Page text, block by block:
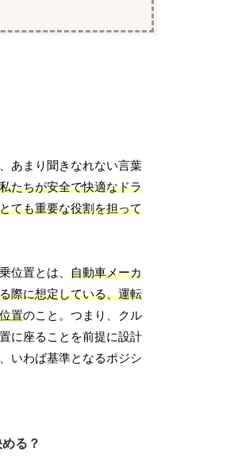
あまり聞きなれない言葉
私たちが安全で快適なドラ
ても重要な役割を担って
位置とは、自動車メーカ
際に想定している、運転
置のこと。つまり、クル
に座ることを前提に設計
いわば基準となるポジシ
る？